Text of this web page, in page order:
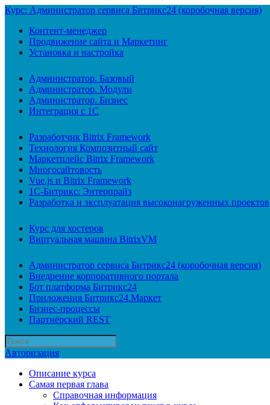
Курс: Администратор сервиса Битрикс24 (коробочная версия)
Контент-менеджер
Продвижение сайта и Маркетинг
Установка и настройка
Администратор. Базовый
Администратор. Модули
Администратор. Бизнес
Интеграция с 1С
Разработчик Bitrix Framework
Технология Композитный сайт
Маркетплейс Bitrix Framework
Многосайтовость
Vue.js и Bitrix Framework
1С-Битрикс: Энтерпрайз
Разработка и эксплуатация высоконагруженных проектов
Курс для хостеров
Виртуальная машина BitrixVM
Администратор сервиса Битрикс24 (коробочная версия)
Внедрение корпоративного портала
Бот платформа Битрикс24
Приложения Битрикс24.Маркет
Бизнес-процессы
Партнёрский REST
Авторизация
Описание курса
Самая первая глава
Справочная информация